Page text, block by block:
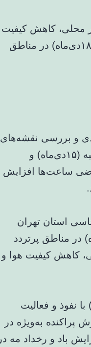
محلی، کاهش کیفیت
هوا و گاهی کاهش دید تا بعد از ظهر سه شنبه (۱۸دی‌ماه) در مناطق
و بررسی نقشه‌های
پیش‌یابی وضعیت جوی استان تهران طی امروز شنبه (۱۵دی‌ماه) و
بعضی ساعت‌ها افزایش
استان تهران
تا بعد از ظهر سه شنبه (۱۸دی‌ماه) در مناطق پرتردد
کاهش کیفیت هوا و
تا چهارشنبه (۱۹دی‌ماه) با نفوذ و فعالیت
پراکنده به‌ویژه در
باد و رخداد مه در